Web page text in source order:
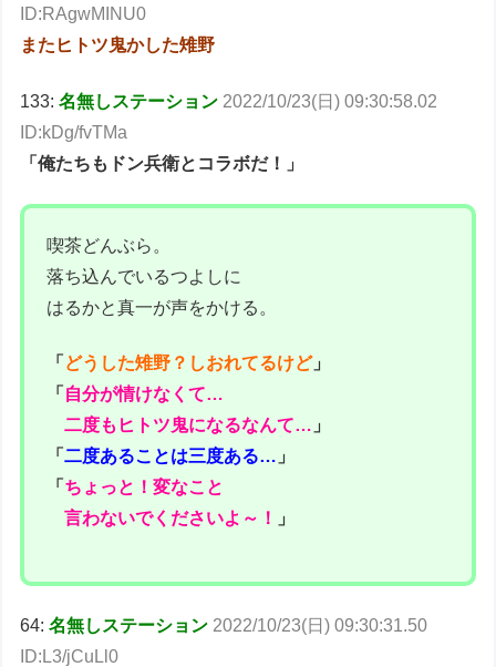
ID:RAgwMINU0
またヒトツ鬼かした雉野
133:名無しステーション 2022/10/23(日) 09:30:58.02
ID:kDg/fvTMa
「俺たちもドン兵衛とコラボだ！」
喫茶どんぶら。
落ち込んでいるつよしに
はるかと真一が声をかける。
「 どうした雉野？しおれてるけど」
「 自分が情けなくて…
二度もヒトツ鬼になるなんて… 」
「二度あることは三度ある… 」
「 ちょっと！変なこと
言わないでくださいよ～！
」
64:名無しステーション 2022/10/23(日) 09:30:31.50
ID:L3/jCuLl0